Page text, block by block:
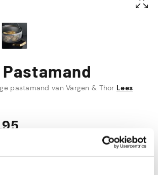
Pastamand
pastamand van Vargen & Thor Lees